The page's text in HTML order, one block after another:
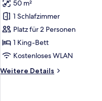
Suite
(Gran
Astur
Suite)
anzeigen
50 m²
1 Schlafzimmer
Platz für 2 Personen
1 King-Bett
Kostenloses WLAN
Weitere Details
Weitere